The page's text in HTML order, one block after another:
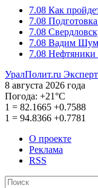
7.08 Как
7.08
7.08
7.08 Вадим
7.08 Нефтяники
УралПолит.ru
8 августа 2026 года
Погода: +21°С
1 = 82.1665 +0.7588
1 = 94.8366 +0.7781
О проекте
Реклама
RSS